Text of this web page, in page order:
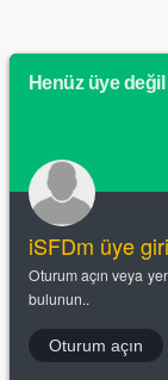
Henüz üye
iSFDm üye
Oturum açın veya
bulunun..
Oturum açın